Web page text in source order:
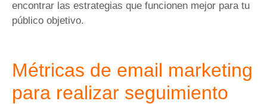
encontrar las estrategias que funcionen mejor para tu
público objetivo.
Métricas de email marketing
para realizar seguimiento